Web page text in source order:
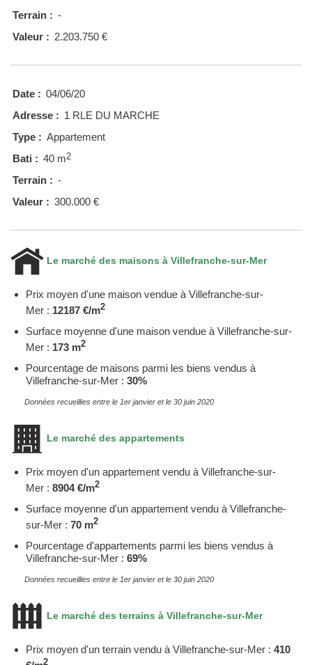
Terrain : -
Valeur : 2.203.750 €
Date : 04/06/20
Adresse : 1 RLE DU MARCHE
Type : Appartement
Bati : 40 m2
Terrain : -
Valeur : 300.000 €
Le marché des maisons à Villefranche-sur-Mer
Prix moyen d'une maison vendue à Villefranche-sur-
Mer : 12187 €/m2
Surface moyenne d'une maison vendue à Villefranche-sur-
Mer : 173 m2
Pourcentage de maisons parmi les biens vendus à
Villefranche-sur-Mer : 30%
Données recueillies entre le 1er janvier et le 30 juin 2020
Le marché des appartements
Prix moyen d'un appartement vendu à Villefranche-sur-
Mer : 8904 €/m2
Surface moyenne d'un appartement vendu à Villefranche-
sur-Mer : 70 m2
Pourcentage d'appartements parmi les biens vendus à
Villefranche-sur-Mer : 69%
Données recueillies entre le 1er janvier et le 30 juin 2020
Le marché des terrains à Villefranche-sur-Mer
Prix moyen d'un terrain vendu à Villefranche-sur-Mer : 410
2